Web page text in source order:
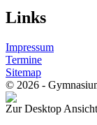
Links
Impressum
Termine
Sitemap
© 2026 -
Zur Desktop